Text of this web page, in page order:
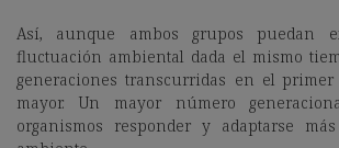
Así, aunque ambos grupos puedan
fluctuación ambiental dada el mismo
generaciones transcurridas en el
mayor. Un mayor número
organismos responder y adaptarse